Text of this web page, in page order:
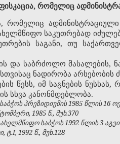
რომელიც
რომელიც
საკუთრებად
საგანი, თუ
და საბრძოლო მასალების,
ნადირობა
წესს, იმ საგნების
სხვა კანონმდებლობა.
პრეზიდიუმის 1985 წლის
1985 წ., მუხ.370
საბჭოს 1992 წლის 3
ტ.I, 1992 წ., მუხ.128